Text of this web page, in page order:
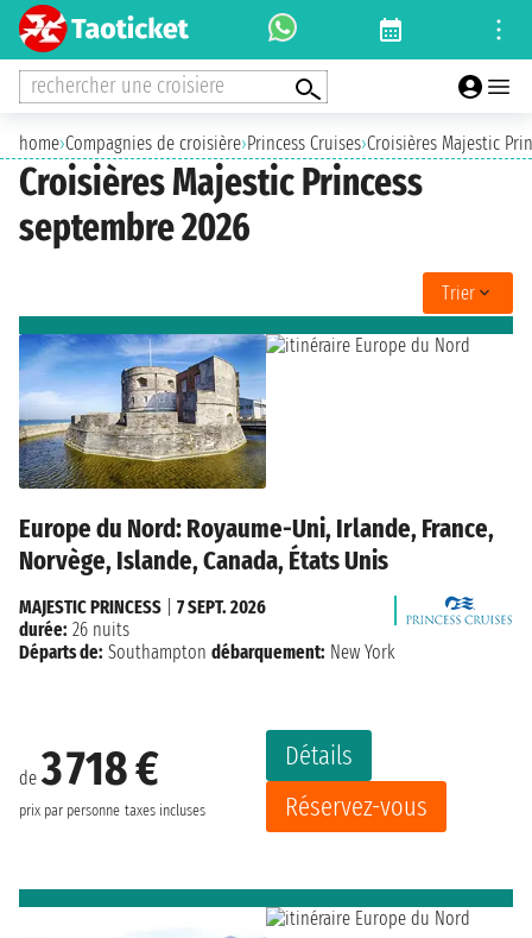
rechercher une croisiere
home›Compagnies de croisière›Princess Cruises›Croisières Majestic
Croisières Majestic Princess
septembre 2026
Trier
Europe du Nord: Royaume-Uni, Irlande, France,
Norvège, Islande, Canada, États Unis
de3 718 €
prix par personne taxes incluses
Détails
Réservez-vous
MAJESTIC PRINCESS
7 SEPT. 2026
durée: 26 nuits
Départs de: Southampton débarquement: New York